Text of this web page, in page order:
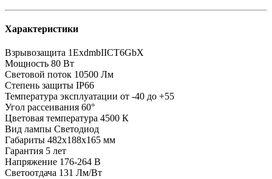
Характеристики
Взрывозащита 1ExdmbIICT6GbX
Мощность 80 Вт
Световой поток 10500 Лм
Степень защиты IP66
Температура эксплуатации от -40 до +55
Угол рассеивания 60°
Цветовая температура 4500 К
Вид лампы Светодиод
Габариты 482x188x165 мм
Гарантия 5 лет
Напряжение 176-264 В
Светоотдача 131 Лм/Вт